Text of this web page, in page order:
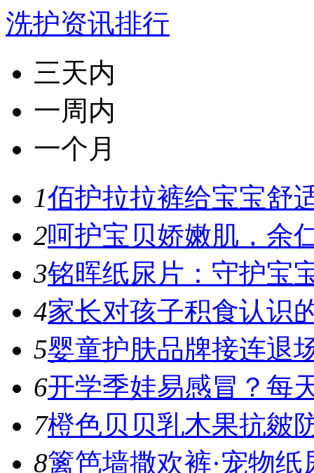
洗护资讯排行
三天内
一周内
一个月
1佰护拉拉裤给宝宝舒
2呵护宝贝娇嫩肌，余
3铭晖纸尿片：守护宝
4家长对孩子积食认识
5婴童护肤品牌接连退
6开学季娃易感冒？每
7橙色贝贝乳木果抗皴
8篱笆墙撒欢裤·宠物